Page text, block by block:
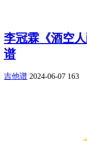
李冠霖《酒空
谱
吉他谱 2024-06-07 163